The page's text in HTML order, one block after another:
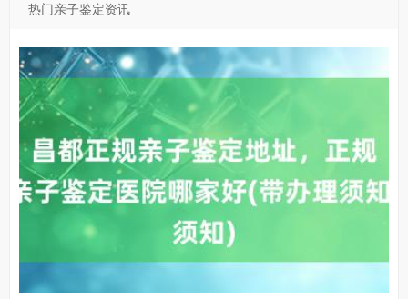
热门亲子鉴定资讯